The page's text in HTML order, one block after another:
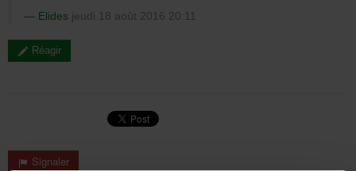
Elides jeudi 18 août 2016 20:11
Réagir
Signaler